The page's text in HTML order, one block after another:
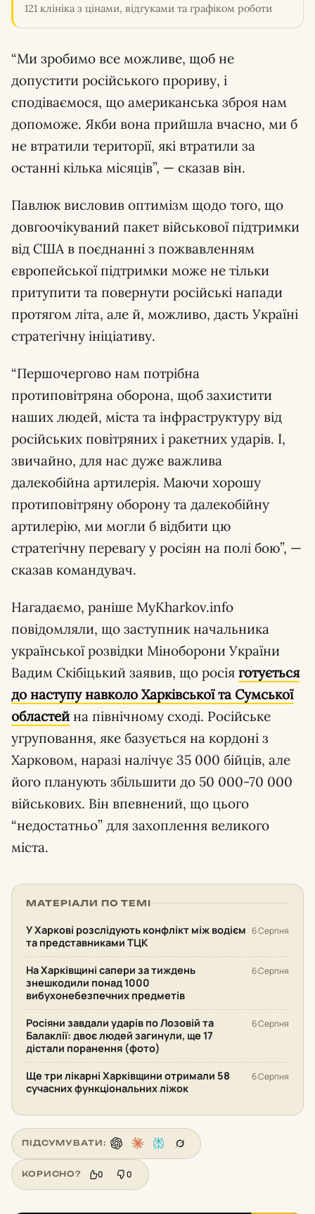
121 клініка з цінами, відгуками та графіком роботи
“Ми зробимо все можливе, щоб не
допустити російського прориву, і
сподіваємося, що американська зброя нам
допоможе. Якби вона прийшла вчасно, ми б
не втратили території, які втратили за
останні кілька місяців”, — сказав він.
Павлюк висловив оптимізм щодо того, що
довгоочікуваний пакет військової підтримки
від США в поєднанні з пожвавленням
європейської підтримки може не тільки
притупити та повернути російські напади
протягом літа, але й, можливо, дасть Україні
стратегічну ініціативу.
“Першочергово нам потрібна
протиповітряна оборона, щоб захистити
наших людей, міста та інфраструктуру від
російських повітряних і ракетних ударів. І,
звичайно, для нас дуже важлива
далекобійна артилерія. Маючи хорошу
протиповітряну оборону та далекобійну
артилерію, ми могли б відбити цю
стратегічну перевагу у росіян на полі бою”, —
сказав командувач.
Нагадаємо, раніше MyKharkov.info
повідомляли, що заступник начальника
української розвідки Міноборони України
Вадим Скібіцький заявив, що росія готується
до наступу навколо Харківської та Сумської
областей на північному сході. Російське
угруповання, яке базується на кордоні з
Харковом, наразі налічує 35 000 бійців, але
його планують збільшити до 50 000-70 000
військових. Він впевнений, що цього
“недостатньо” для захоплення великого
міста.
МАТЕРІАЛИ ПО ТЕМІ
У Харкові розслідують конфлікт між водієм
та представниками ТЦК
6 Серпня
На Харківщині сапери за тиждень
знешкодили понад 1000
вибухонебезпечних предметів
6 Серпня
Росіяни завдали ударів по Лозовій та
Балаклії: двоє людей загинули, ще 17
дістали поранення (фото)
6 Серпня
Ще три лікарні Харківщини отримали 58
сучасних функціональних ліжок
6 Серпня
ПІДСУМУВАТИ:
КОРИСНО? 0 0